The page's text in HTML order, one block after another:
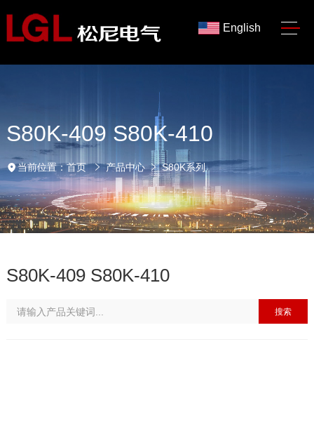
English
S80K-409 S80K-410
当前位置：首页 产品中心 S80K系列
S80K-409 S80K-410
搜索